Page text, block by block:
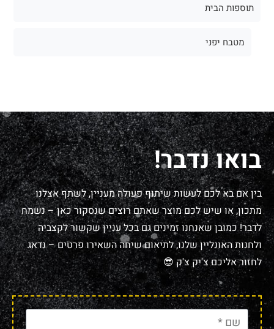
תוספות הבית
מטבח יפני
בואו נדבר!
בין אם בא לכם לעשות שיתוף פעולה מעניין, לשתף אצלנו
מתכון, או שיש לכם מוצר שאתם רוצים שנסקור כאן – נשמח
לדבר! כמובן שאנחנו זמינים גם בכל עניין שקשור לקצביה
ולחנות האונליין שלנו, לתיאום שיחה השאירו פרטים – נדאג
לחזור אליכם צ'יק צ'ק 😎